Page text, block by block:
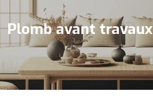
Plomb avant travaux